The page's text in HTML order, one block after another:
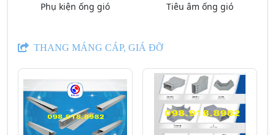
Phụ kiện ống gió Tiêu âm ống gió
THANG MÁNG CÁP, GIÁ ĐỠ